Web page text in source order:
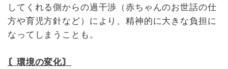
してくれる側からの過干渉（赤ちゃんのお世話の仕
方や育児方針など）により、精神的に大きな負担に
なってしまうことも。
〘環境の変化〙